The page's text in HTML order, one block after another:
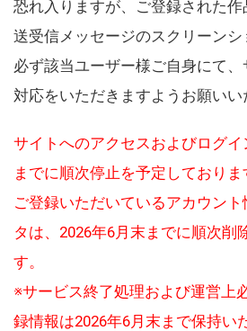
恐れ入りますが、ご登録された作
送受信メッセージのスクリーン
必ず該当ユーザー様ご自身にて
対応をいただきますようお願いい
サイトへのアクセスおよびログイ
までに順次停止を予定しておりま
ご登録いただいているアカウン
タは、2026年6月末までに順次削
す。
※サービス終了処理および運営上
録情報は2026年6月末まで保持い